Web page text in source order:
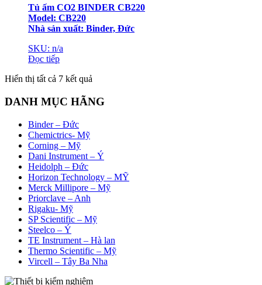
Tủ ấm CO2 BINDER CB220
Model: CB220
Nhà sản xuất: Binder, Đức
SKU: n/a
Đọc tiếp
Hiển thị tất cả 7 kết quả
xếp
DANH MỤC HÃNG
Binder – Đức
Chemictrics- Mỹ
Corning – Mỹ
Dani Instrument – Ý
Heidolph – Đức
Horizon Technology – MỸ
Merck Millipore – Mỹ
Priorclave – Anh
Rigaku- Mỹ
SP Scientific – Mỹ
Steelco – Ý
TE Instrument – Hà lan
Thermo Scientific – Mỹ
Vircell – Tây Ba Nha